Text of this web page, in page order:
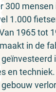
300 mensen
1.000
1965 tot
in de
en